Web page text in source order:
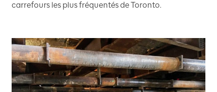
carrefours les plus fréquentés de Toronto.